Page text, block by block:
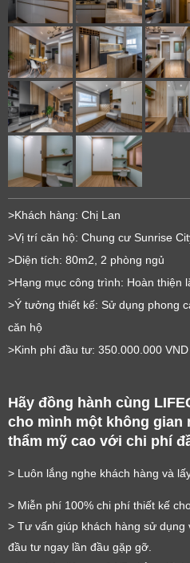
>Khách hàng: Chị Lan
>Vị trí căn hộ: Chung cư Sunrise
>Diện tích: 80m2, 2 phòng ngủ
>Hạng mục công trình: Hoàn thiện
>Ý tưởng thiết kế: Sử dụng phong
căn hộ
>Kinh phí đầu tư: 350.000.000 VND
Hãy đồng hành cùng
cho mình một không
thẩm mỹ cao với chi phí
> Luôn lắng nghe khách hàng và
> Miễn phí 100% chi phí thiết kế
> Tư vấn giúp khách hàng sử
đầu tư ngay lần đầu gặp gỡ.